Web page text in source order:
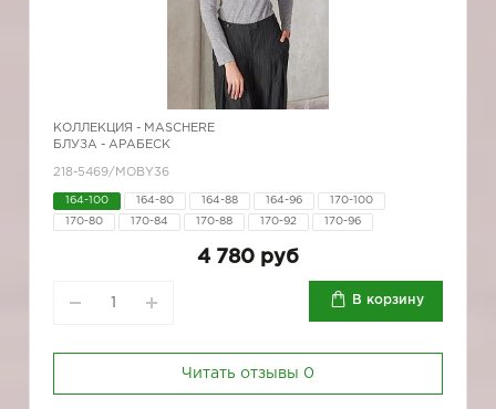
КОЛЛЕКЦИЯ - MASCHERE
БЛУЗА - АРАБЕСК
218-5469/MOBY36
164-100 164-80 164-88 164-96 170-100
170-80 170-84 170-88 170-92 170-96
4 780 руб
В корзину
Читать отзывы 0